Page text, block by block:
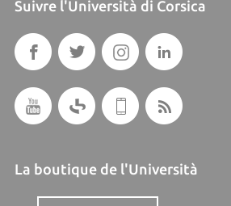
Suivre l'Università di Corsica
La boutique de l'Università